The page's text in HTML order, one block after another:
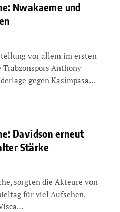
Nwakaeme und
vor allem im ersten
Anthony
gegen Kasimpasa…
Davidson erneut
Stärke
sorgten die Akteure von
für viel Aufsehen.